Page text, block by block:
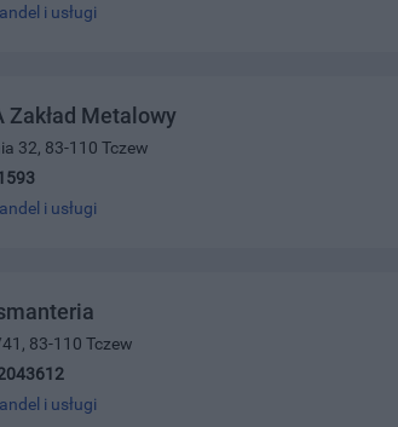
i usługi
Zakład Metalowy
32, 83-110 Tczew
i usługi
83-110 Tczew
i usługi